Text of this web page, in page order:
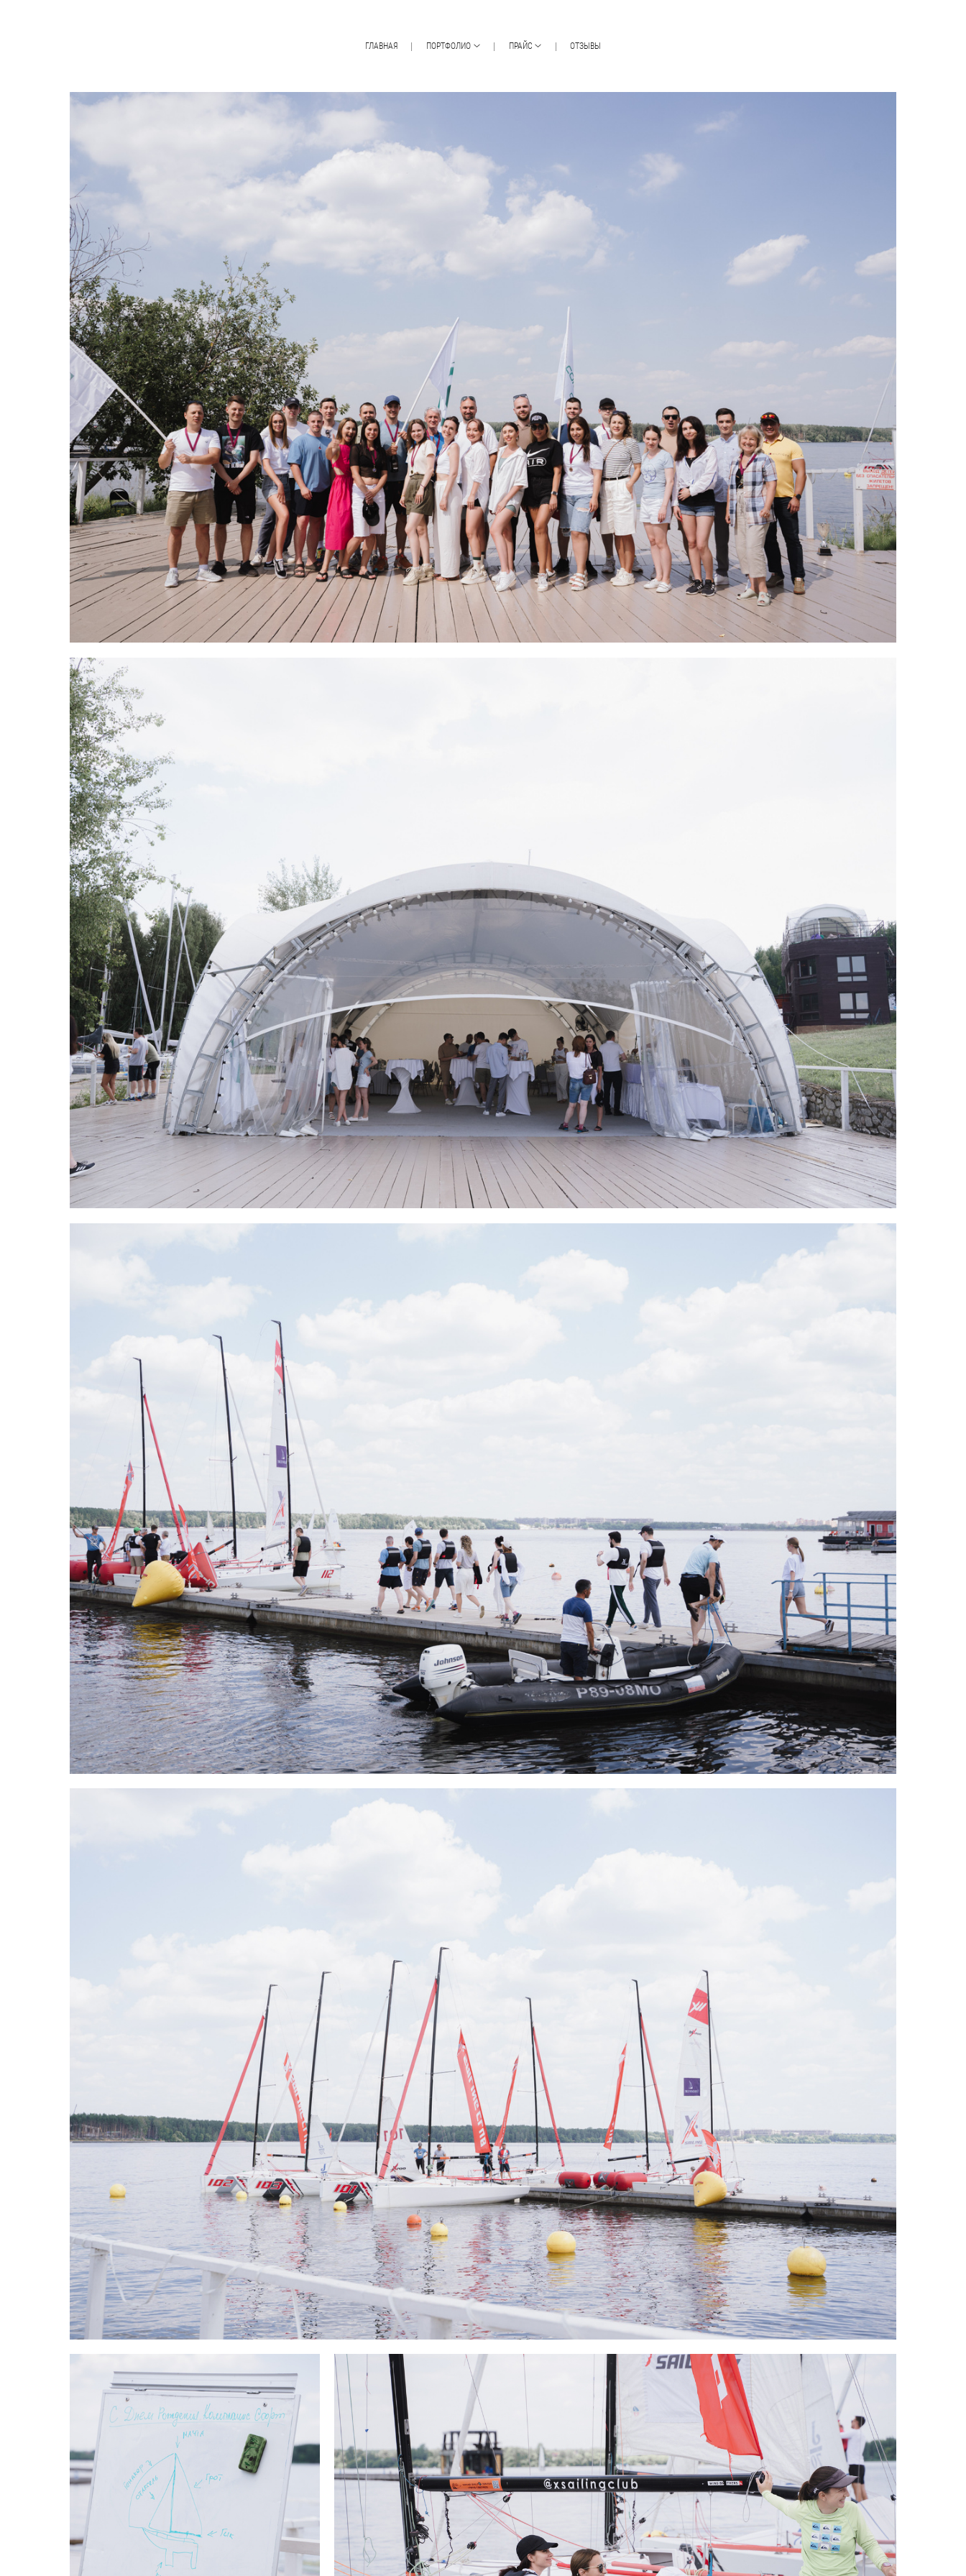
ГЛАВНАЯ ПОРТФОЛИО ПРАЙС ОТЗЫВЫ